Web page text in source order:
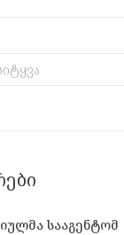
სააგენტომ